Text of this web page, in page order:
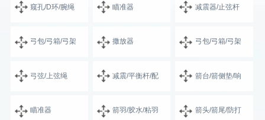
窥孔/D环/腕绳 瞄准器 减震器/止弦杆
弓包/弓箱/弓架 撒放器 弓包/弓箱/弓架
弓弦/上弦绳 减震/平衡杆/配 箭台/箭侧垫/响
瞄准器 箭羽/胶水/粘羽 箭头/箭尾/防打